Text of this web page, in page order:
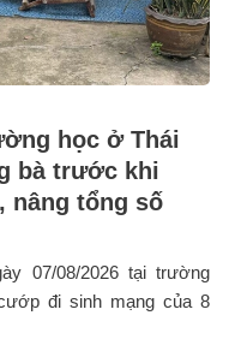
học ở Thái
bà trước khi
nâng tổng số
07/08/2026 tại trường
đi sinh mạng của 8